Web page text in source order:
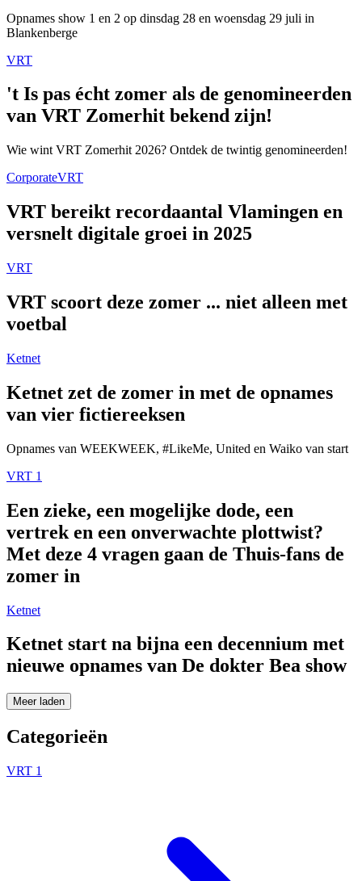
Opnames show 1 en 2 op dinsdag 28 en woensdag 29 juli in
Blankenberge
VRT
't Is pas écht zomer als de genomineerden
van VRT Zomerhit bekend zijn!
Wie wint VRT Zomerhit 2026? Ontdek de twintig genomineerden!
CorporateVRT
VRT bereikt recordaantal Vlamingen en
versnelt digitale groei in 2025
VRT
VRT scoort deze zomer ... niet alleen met
voetbal
Ketnet
Ketnet zet de zomer in met de opnames
van vier fictiereeksen
Opnames van WEEKWEEK, #LikeMe, United en Waiko van start
VRT 1
Een zieke, een mogelijke dode, een
vertrek en een onverwachte plottwist?
Met deze 4 vragen gaan de Thuis-fans de
zomer in
Ketnet
Ketnet start na bijna een decennium met
nieuwe opnames van De dokter Bea show
Meer laden
Categorieën
VRT 1